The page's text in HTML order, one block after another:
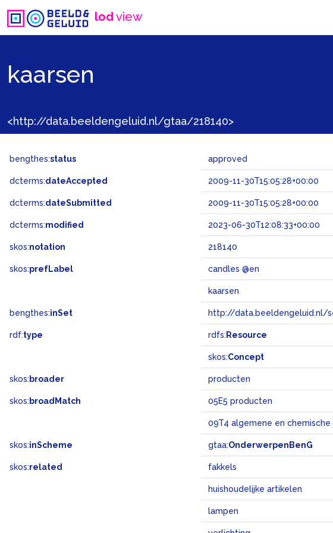
lodview
kaarsen
<http://data.beeldengeluid.nl/gtaa/218140>
bengthes:status approved
dcterms:dateAccepted 2009-11-30T15:05:28+00:00
dcterms:dateSubmitted 2009-11-30T15:05:28+00:00
dcterms:modified 2023-06-30T12:08:33+00:00
skos:notation 218140
skos:prefLabel candles @en
kaarsen
bengthes:inSet http://data.beeldengeluid.nl/
rdf:type rdfs: Resource
skos:Concept
skos: broader producten
skos: broadMatch 05E5 producten
09T4 algemene en
skos:inScheme gtaa:OnderwerpenBenG
skos:related fakkels
huishoudelijke artikelen
lampen